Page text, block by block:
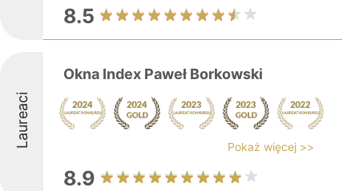
8.5
Laureaci
Okna Index Paweł Borkowski
Pokaż więcej >>
8.9